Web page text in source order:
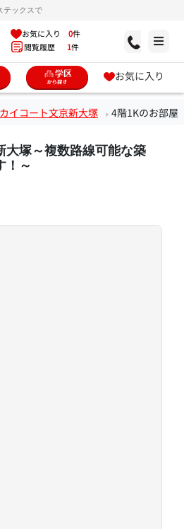
テックスで
お気に入り 0件
閲覧履歴 1件
お気に入り
イコート文京新大塚 4階1Kのお部屋
大塚～複数路線可能な築
！～